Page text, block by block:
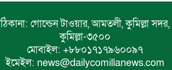
ঠিকানা: গোল্ডেন টাওয়ার, আমতলী, কুমিল্লা সদর,
কুমিল্লা-৩৫০০
মোবাইল: +৮৮০১৭১৭৯৬০০৯৭
ইমেইল: news@dailycomillanews.com